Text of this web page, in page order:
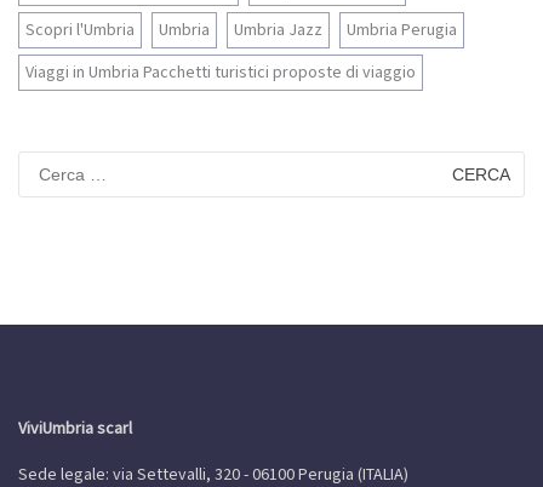
Scopri l'Umbria
Umbria Umbria Jazz
Umbria Perugia
Viaggi in Umbria Pacchetti turistici proposte di viaggio
per:
ViviUmbria scarl
Sede legale: via Settevalli, 320 - 06100 Perugia (ITALIA)